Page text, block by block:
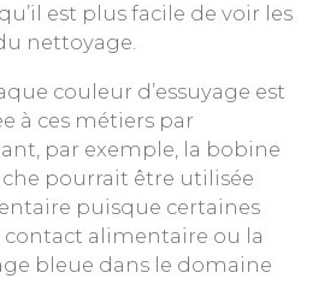
est plus facile de voir les
nettoyage.
couleur d’essuyage est
à ces métiers par
par exemple, la bobine
pourrait être utilisée
puisque certaines
contact alimentaire ou la
bleue dans le domaine